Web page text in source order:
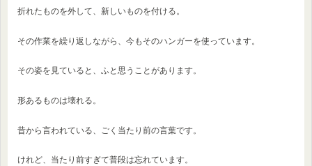
折れたものを外して、新しいものを付ける。
その作業を繰り返しながら、今もそのハンガーを使っています。
その姿を見ていると、ふと思うことがあります。
形あるものは壊れる。
昔から言われている、ごく当たり前の言葉です。
けれど、当たり前すぎて普段は忘れています。